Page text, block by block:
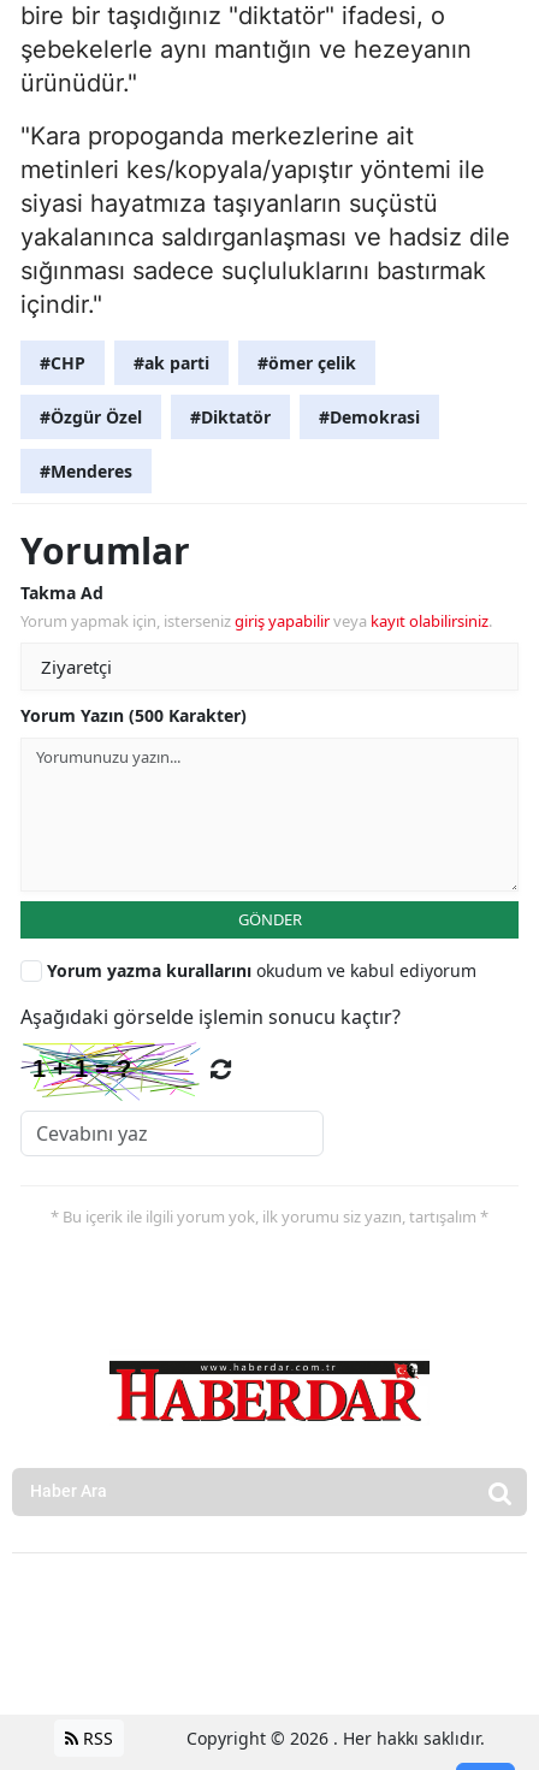
bire bir taşıdığınız "diktatör" ifadesi, o
şebekelerle aynı mantığın ve hezeyanın
ürünüdür."
"Kara propoganda merkezlerine ait
metinleri kes/kopyala/yapıştır yöntemi ile
siyasi hayatmıza taşıyanların suçüstü
yakalanınca saldırganlaşması ve hadsiz dile
sığınması sadece suçluluklarını bastırmak
içindir."
#CHP #ak parti #ömer çelik
#Özgür Özel #Diktatör #Demokrasi
#Menderes
Yorumlar
Takma Ad
Yorum yapmak için, istersenizgiriş yapabilirveya kayıt olabilirsiniz.
Yorum Yazın (500 Karakter)
GÖNDER
Yorum yazma kurallarını okudum ve kabul ediyorum
Aşağıdaki görselde işlemin sonucu kaçtır?
* Bu içerik ile ilgili yorum yok, ilk yorumu siz yazın, tartışalım *
RSS Copyright © 2026 . Her hakkı saklıdır.